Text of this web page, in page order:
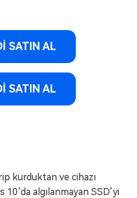
SATIN AL
SATIN AL
kurduktan ve cihazı
algılanmayan SSD’yi